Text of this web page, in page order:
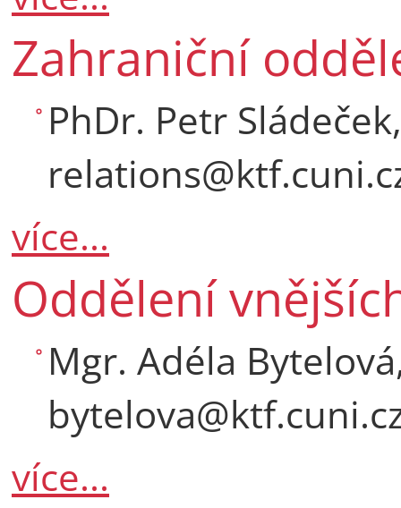
Zahraniční
PhDr. Petr
více...
Oddělení
Mgr. Adéla
více...